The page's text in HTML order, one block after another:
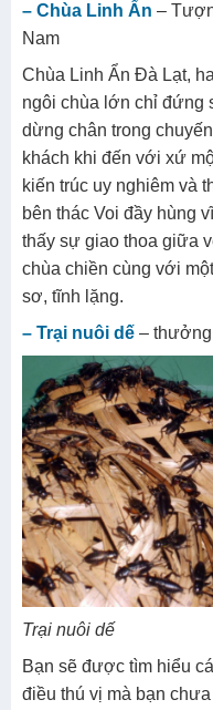
– Chùa Linh Ẩn –
Nam
Chùa Linh Ẩn Đà Lạt,
ngôi chùa lớn chỉ đứng
dừng chân trong
khách khi đến với xứ
kiến trúc uy nghiêm và
bên thác Voi đầy hùng
thấy sự giao thoa giữa
chùa chiền cùng với
sơ, tĩnh lặng.
– Trại nuôi dế –
Trại nuôi dế
​Bạn sẽ được tìm hiểu
điều thú vị mà bạn chưa